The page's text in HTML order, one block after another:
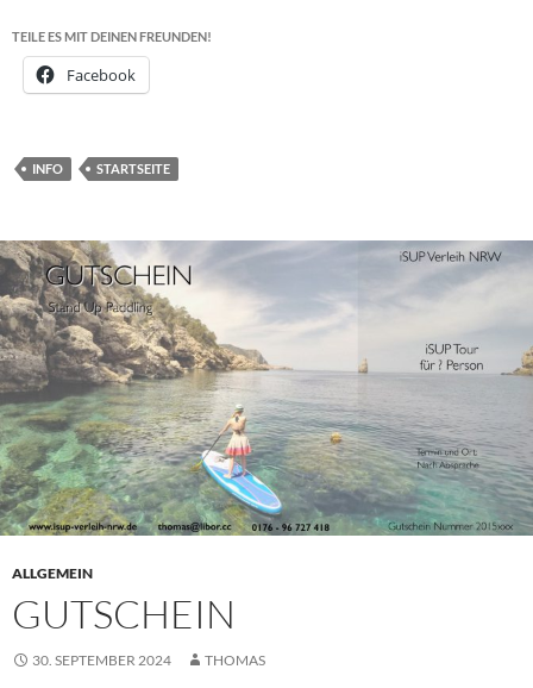
TEILE ES MIT DEINEN FREUNDEN!
Facebook
INFO STARTSEITE
ALLGEMEIN
GUTSCHEIN
30. SEPTEMBER 2024 THOMAS